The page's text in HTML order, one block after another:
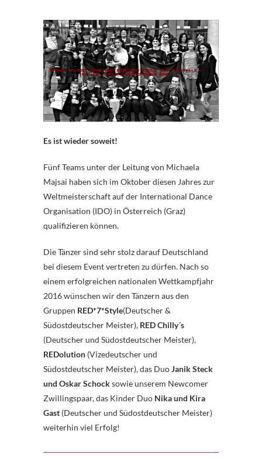
Es ist wieder soweit!
Fünf Teams unter der Leitung von Michaela
Majsai haben sich im Oktober diesen Jahres zur
Weltmeisterschaft auf der International Dance
Organisation (IDO) in Österreich (Graz)
qualifizieren können.
Die Tänzer sind sehr stolz darauf Deutschland
bei diesem Event vertreten zu dürfen. Nach so
einem erfolgreichen nationalen Wettkampfjahr
2016 wünschen wir den Tänzern aus den
Gruppen RED*7*Style(Deutscher &
Südostdeutscher Meister), RED Chilly´s
(Deutscher und Südostdeutscher Meister),
REDolution (Vizedeutscher und
Südostdeutscher Meister), das DuoJanik Steck
und Oskar Schocksowie unserem Newcomer
Zwillingspaar, das Kinder Duo Nika und Kira
Gast (Deutscher und Südostdeutscher Meister)
weiterhin viel Erfolg!